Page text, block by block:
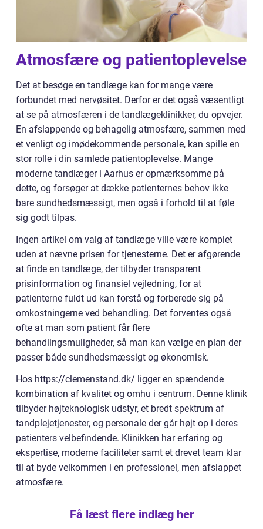
Atmosfære og patientoplevelse
Det at besøge en tandlæge kan for mange være
forbundet med nervøsitet. Derfor er det også væsentligt
at se på atmosfæren i de tandlægeklinikker, du opvejer.
En afslappende og behagelig atmosfære, sammen med
et venligt og imødekommende personale, kan spille en
stor rolle i din samlede patientoplevelse. Mange
moderne tandlæger i Aarhus er opmærksomme på
dette, og forsøger at dække patienternes behov ikke
bare sundhedsmæssigt, men også i forhold til at føle
sig godt tilpas.
Ingen artikel om valg af tandlæge ville være komplet
uden at nævne prisen for tjenesterne. Det er afgørende
at finde en tandlæge, der tilbyder transparent
prisinformation og finansiel vejledning, for at
patienterne fuldt ud kan forstå og forberede sig på
omkostningerne ved behandling. Det forventes også
ofte at man som patient får flere
behandlingsmuligheder, så man kan vælge en plan der
passer både sundhedsmæssigt og økonomisk.
Hos https://clemenstand.dk/ ligger en spændende
kombination af kvalitet og omhu i centrum. Denne klinik
tilbyder højteknologisk udstyr, et bredt spektrum af
tandplejetjenester, og personale der går højt op i deres
patienters velbefindende. Klinikken har erfaring og
ekspertise, moderne faciliteter samt et drevet team klar
til at byde velkommen i en professionel, men afslappet
atmosfære.
Få læst flere indlæg her